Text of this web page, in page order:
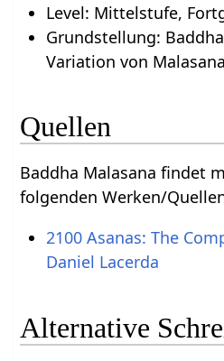
Level: Mittelstufe,
Grundstellung:
Variation von
Quellen
Baddha Malasana findet
folgenden Werken/
2100 Asanas: The
Daniel Lacerda
Alternative